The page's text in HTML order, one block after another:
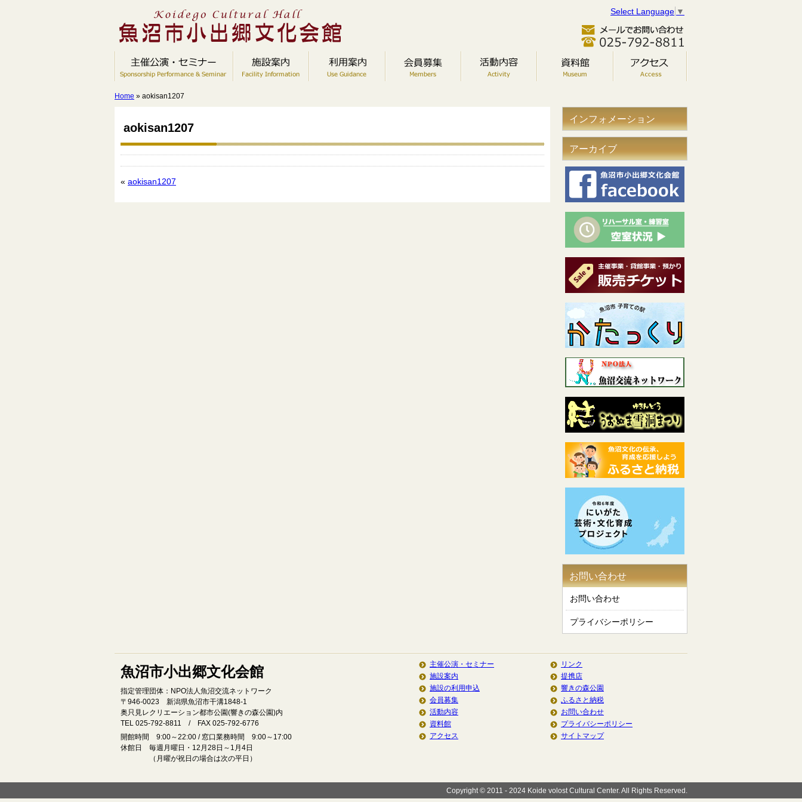
Select Language ▼
Home » aokisan1207
aokisan1207
« aokisan1207
インフォメーション
アーカイブ
お問い合わせ
お問い合わせ
プライバシーポリシー
魚沼市小出郷文化会館
指定管理団体：NPO法人魚沼交流ネットワーク
〒946‐0023 新潟県魚沼市干溝1848‐1
奥只見レクリエーション都市公園(響きの森公園)内
TEL 025-792-8811 / FAX 025-792-6776
開館時間 9:00～22:00 / 窓口業務時間 9:00～17:00
休館日 毎週月曜日・12月28日～1月4日
（月曜が祝日の場合は次の平日）
主催公演・セミナー
施設案内
施設の利用申込
会員募集
活動内容
資料館
アクセス
リンク
提携店
響きの森公園
ふるさと納税
お問い合わせ
プライバシーポリシー
サイトマップ
Copyright © 2011 - 2024 Koide volost Cultural Center. All Rights Reserved.